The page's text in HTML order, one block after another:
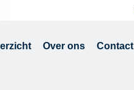
Over ons Contact